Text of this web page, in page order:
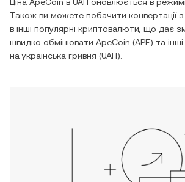
Також ви можете побачити конвертації
в інші популярні криптовалюти, що дає
швидко обмінювати ApeCoin (APE) та
наукраїнська гривня (UAH).